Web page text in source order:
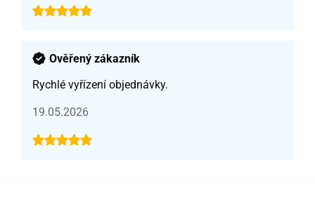
Ověřený zákazník
Rychlé vyřízení objednávky.
19.05.2026